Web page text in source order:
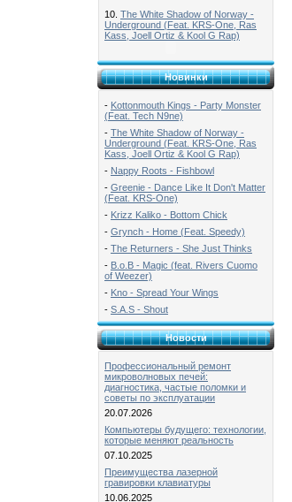
10. The White Shadow of Norway -
Underground (Feat. KRS-One, Ras
Kass, Joell Ortiz & Kool G Rap)
Новинки
- Kottonmouth Kings - Party Monster
(Feat. Tech N9ne)
- The White Shadow of Norway -
Underground (Feat. KRS-One, Ras
Kass, Joell Ortiz & Kool G Rap)
- Nappy Roots - Fishbowl
- Greenie - Dance Like It Don't Matter
(Feat. KRS-One)
- Krizz Kaliko - Bottom Chick
- Grynch - Home (Feat. Speedy)
- The Returners - She Just Thinks
- B.o.B - Magic (feat. Rivers Cuomo
of Weezer)
- Kno - Spread Your Wings
- S.A.S - Shout
Новости
Профессиональный ремонт
микроволновых печей:
диагностика, частые поломки и
советы по эксплуатации
20.07.2026
Компьютеры будущего: технологии,
которые меняют реальность
07.10.2025
Преимущества лазерной
гравировки клавиатуры
10.06.2025